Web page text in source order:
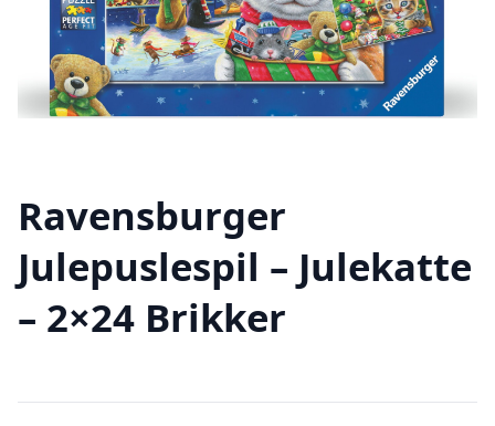
Ravensburger
Julepuslespil – Julekatte
– 2×24 Brikker